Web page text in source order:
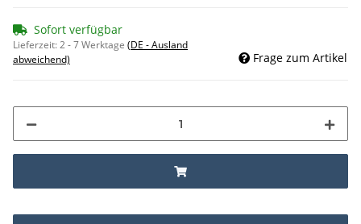
Sofort verfügbar
Lieferzeit:2 - 7 Werktage (DE - Ausland
abweichend)
Frage zum Artikel